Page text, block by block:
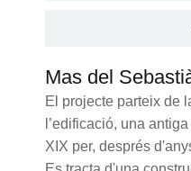
Mas del
El projecte parteix de
l’edificació, una
XIX per, després